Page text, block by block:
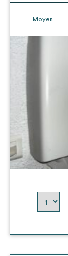
Moyen